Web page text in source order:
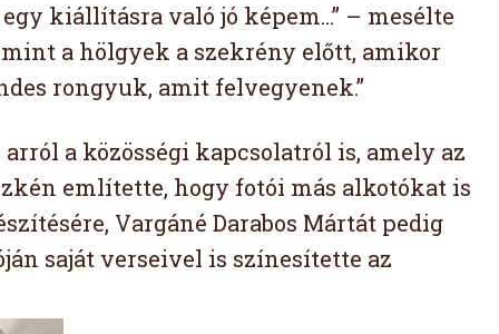
kiállításra való jó képem…” – mesélte
a hölgyek a szekrény előtt, amikor
rongyuk, amit felvegyenek.”
a közösségi kapcsolatról is, amely az
említette, hogy fotói más alkotókat is
Vargáné Darabos Mártát pedig
saját verseivel is színesítette az